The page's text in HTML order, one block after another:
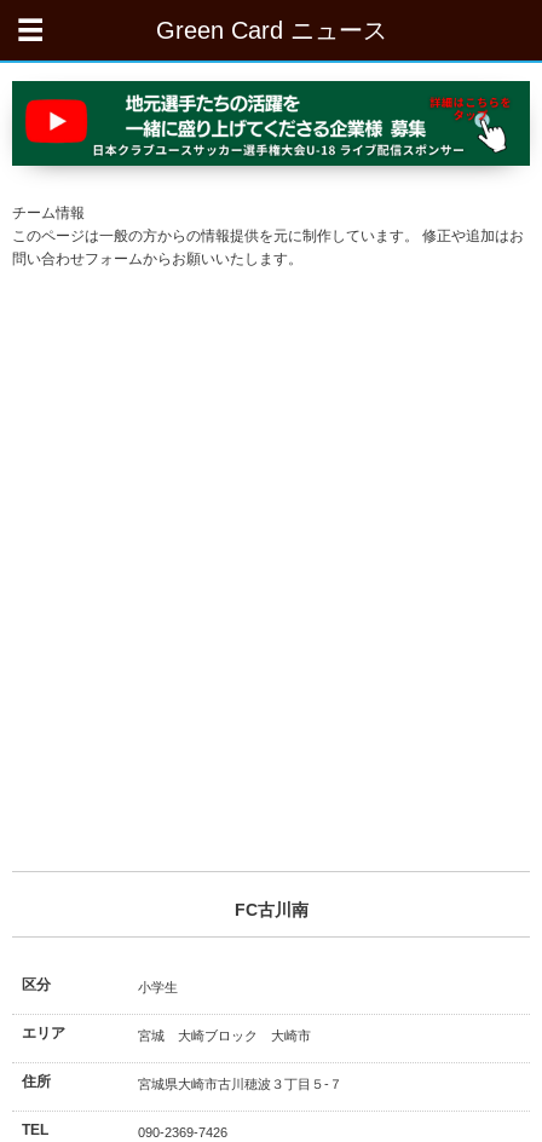
Green Card ニュース
チーム情報
このページは一般の方からの情報提供を元に制作しています。 修正や追加はお
問い合わせフォームからお願いいたします。
FC古川南
区分 小学生
エリア 宮城 大崎ブロック 大崎市
住所 宮城県大崎市古川穂波３丁目５-７
TEL 090-2369-7426